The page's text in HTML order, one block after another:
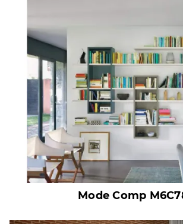
Mode Comp